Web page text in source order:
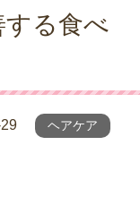
る食べ
ヘアケア